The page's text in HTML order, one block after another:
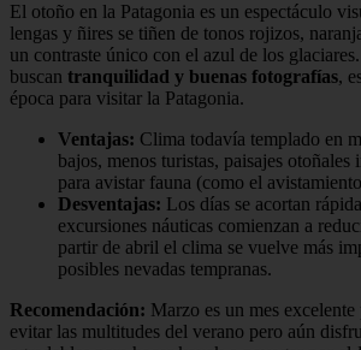
El otoño en la Patagonia es un espectáculo
lengas y ñires se tiñen de tonos rojizos,
un contraste único con el azul de los
buscan tranquilidad y buenas fotografías,
época para visitar la Patagonia.
Ventajas: Clima todavía templado en
bajos, menos turistas, paisajes otoñales
para avistar fauna (como el
Desventajas: Los días se acortan
excursiones náuticas comienzan a
partir de abril el clima se vuelve más
posibles nevadas tempranas.
Recomendación: Marzo es un mes
evitar las multitudes del verano pero aún